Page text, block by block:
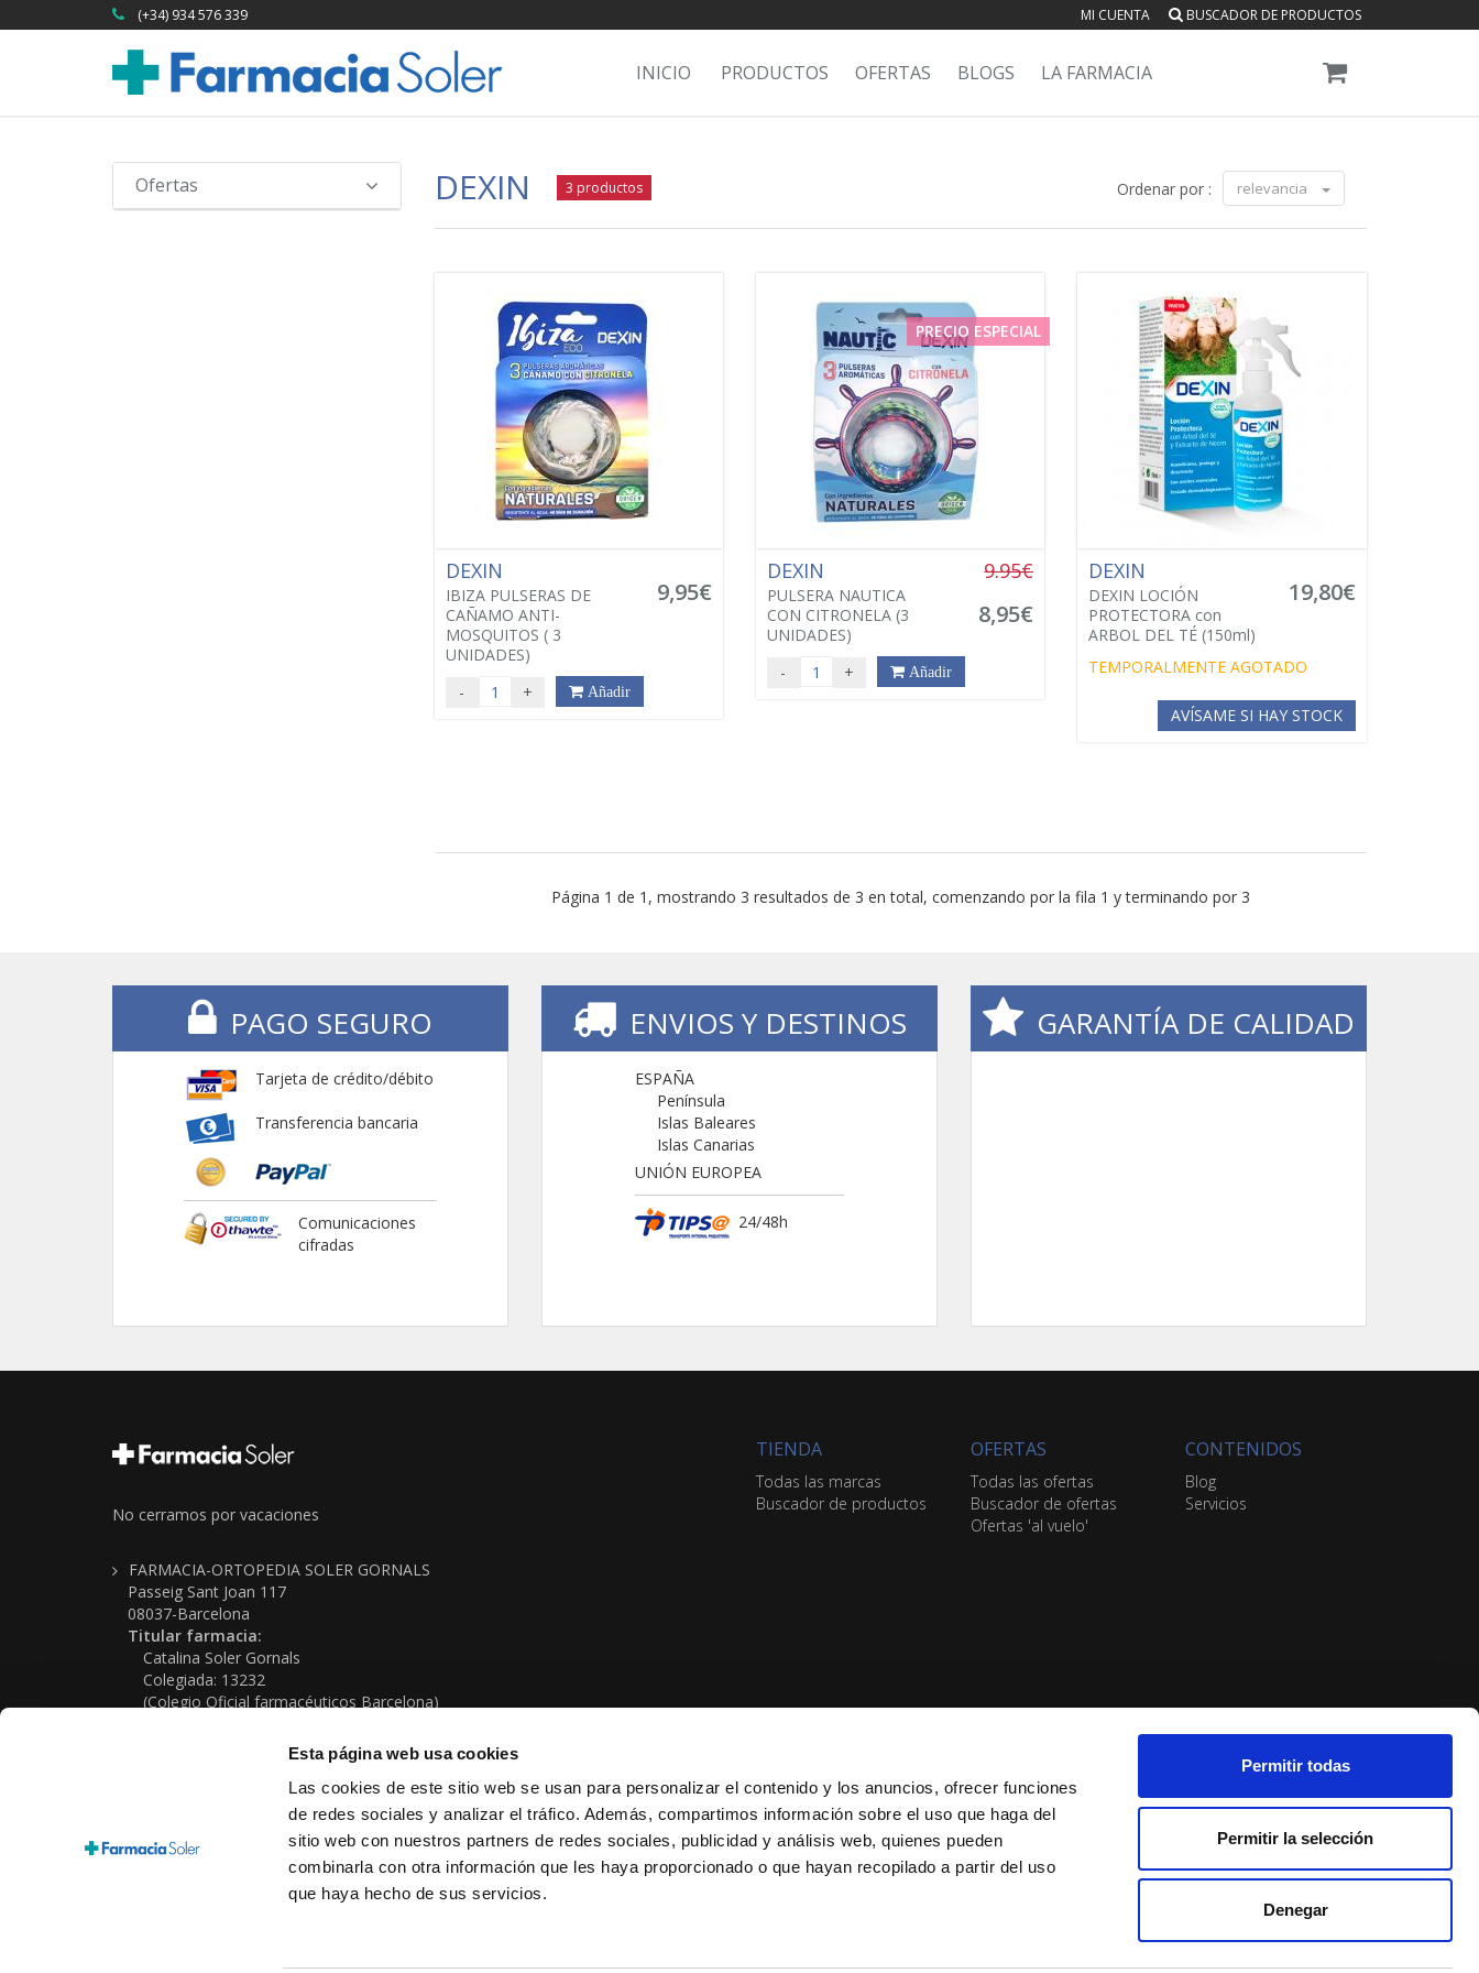
Esta página web usa cookies
Las cookies de este sitio web se usan para personalizar el contenido y los anuncios, ofrecer funciones
de redes sociales y analizar el tráfico. Además, compartimos información sobre el uso que haga del
sitio web con nuestros partners de redes sociales, publicidad y análisis web, quienes pueden
combinarla con otra información que les haya proporcionado o que hayan recopilado a partir del uso
que haya hecho de sus servicios.
Permitir todas
Permitir la selección
Denegar
(+34) 934 576 339 MI CUENTA BUSCADOR DE PRODUCTOS
INICIO PRODUCTOS OFERTAS BLOGS LA FARMACIA
Ofertas DEXIN 3 productos Ordenar por : relevancia
DEXIN
IBIZA PULSERAS DE
CAÑAMO ANTI-
MOSQUITOS ( 3
UNIDADES)
9,95€
- + Añadir
PRECIO ESPECIAL
DEXIN
PULSERA NAUTICA
CON CITRONELA (3
UNIDADES)
9.95€
8,95€
- + Añadir
DEXIN
DEXIN LOCIÓN
PROTECTORA con
ARBOL DEL TÉ (150ml)
19,80€
TEMPORALMENTE AGOTADO
AVÍSAME SI HAY STOCK
Página 1 de 1, mostrando 3 resultados de 3 en total, comenzando por la fila 1 y terminando por 3
PAGO SEGURO
Tarjeta de crédito/débito
Transferencia bancaria
Comunicaciones
cifradas
ENVIOS Y DESTINOS
ESPAÑA
Península
Islas Baleares
Islas Canarias
UNIÓN EUROPEA
24/48h
GARANTÍA DE CALIDAD
No cerramos por vacaciones
FARMACIA-ORTOPEDIA SOLER GORNALS
Passeig Sant Joan 117
08037-Barcelona
Titular farmacia:
Catalina Soler Gornals
Colegiada: 13232
(Colegio Oficial farmacéuticos Barcelona)
Email: farmacia@farmaciasoler.com
TIENDA
Todas las marcas
Buscador de productos
OFERTAS
Todas las ofertas
Buscador de ofertas
Ofertas 'al vuelo'
CONTENIDOS
Blog
Servicios